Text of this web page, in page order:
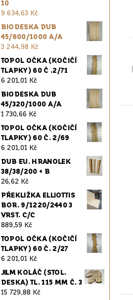
10
9 634,63 Kč
BIODESKA DUB
45/600/1000 A/A
3 244,98 Kč
TOPOL OČKA (KOČIČÍ
TLAPKY) 60 Č .2/71
6 201,01 Kč
BIODESKA DUB
45/320/1000 A/A
1 730,66 Kč
TOPOL OČKA (KOČIČÍ
TLAPKY) 60 Č. 2/69
6 201,01 Kč
DUB EU. HRANOLEK
38/38/200 + B
26,62 Kč
PŘEKLIŽKA ELLIOTTIS
BOR. 9/1220/2440 3
VRST. C/C
889,59 Kč
TOPOL OČKA (KOČIČÍ
TLAPKY) 60 Č. 2/27
6 201,01 Kč
JILM KOLÁČ (STOL.
DESKA) TL. 115 MM Č. 3
15 729,88 Kč